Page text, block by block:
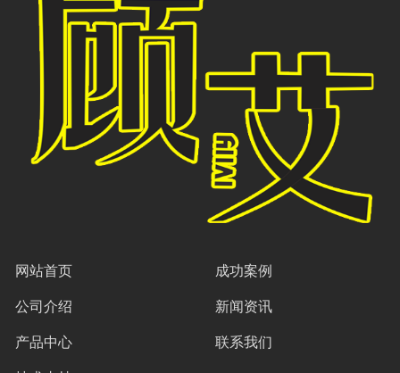
网站首页
公司介绍
产品中心
成功案例
新闻资讯
联系我们